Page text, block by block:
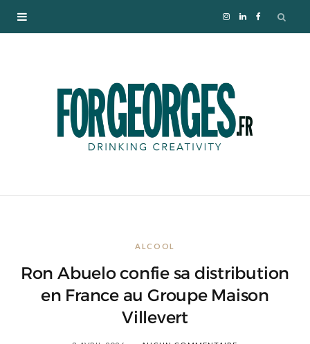
I
s
m
L
k
ALCOOL
Ron Abuelo confie sa distribution
en France au Groupe Maison
Villevert